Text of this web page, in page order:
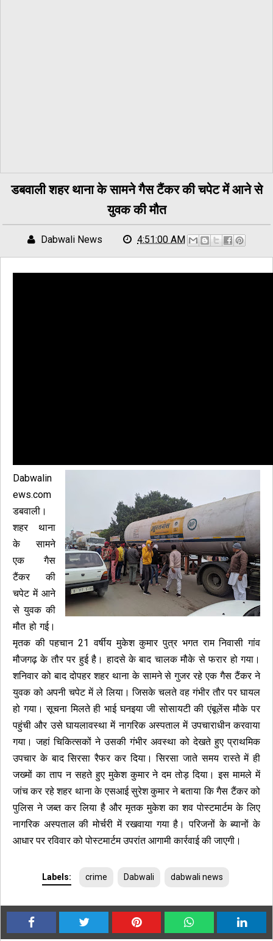
डबवाली शहर थाना के सामने गैस टैंकर की चपेट में आने से
युवक की मौत
Dabwali News 4:51:00 AM
Dabwalin
ews.com
डबवाली।
शहर थाना
के सामने
एक गैस
टैंकर की
चपेट में आने
से युवक की
मौत हो गई।
मृतक की पहचान 21 वर्षीय मुकेश कुमार पुत्र भगत राम निवासी गांव
मौजगढ़ के तौर पर हुई है। हादसे के बाद चालक मौके से फरार हो गया।
शनिवार को बाद दोपहर शहर थाना के सामने से गुजर रहे एक गैस टैंकर ने
युवक को अपनी चपेट में ले लिया। जिसके चलते वह गंभीर तौर पर घायल
हो गया। सूचना मिलते ही भाई घनइया जी सोसायटी की एंबूलेंस मौके पर
पहुंची और उसे घायलावस्था में नागरिक अस्पताल में उपचाराधीन करवाया
गया। जहां चिकित्सकों ने उसकी गंभीर अवस्था को देखते हुए प्राथमिक
उपचार के बाद सिरसा रैफर कर दिया। सिरसा जाते समय रास्ते में ही
जख्मों का ताप न सहते हुए मुकेश कुमार ने दम तोड़ दिया। इस मामले में
जांच कर रहे शहर थाना के एसआई सुरेश कुमार ने बताया कि गैस टैंकर को
पुलिस ने जब्त कर लिया है और मृतक मुकेश का शव पोस्टमार्टम के लिए
नागरिक अस्पताल की मोर्चरी में रखवाया गया है। परिजनों के ब्यानों के
आधार पर रविवार को पोस्टमार्टम उपरांत आगामी कार्रवाई की जाएगी।
Labels: crime Dabwali dabwali news